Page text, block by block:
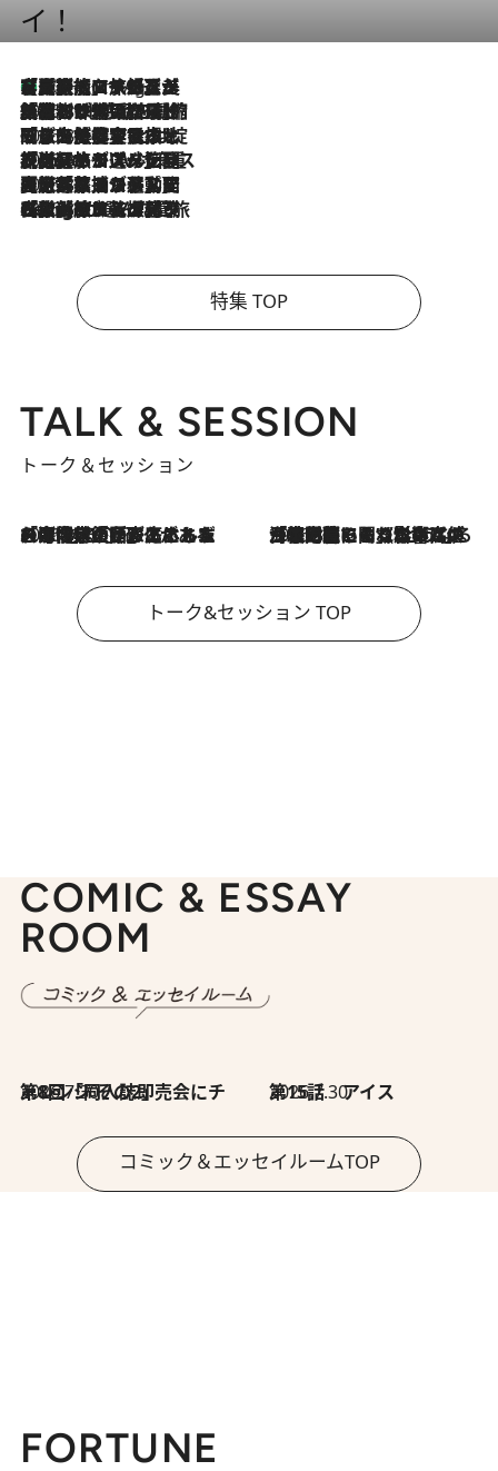
イ！
10 Hours Ago
【厳選旅コスメ】「多機能アイテムがメイン！」旅好き美容エディターが選んだ夏旅ベストコスメを発表【Mサイズジップ】
2026.8.6
「荷物が増えるほど旅ストレスは増す」美容ジャーナリストがたどり着いた最終結論。“化粧品を劇的に減らす”感動の凝縮美容とは
2026.8.6
「旅先には金髪ウィッグを持参」日本と同じメイクでは損してる!? 美容ジャーナリストが提案する“掟破りの旅美容”とは
2026.8.6
【厳選旅コスメ】「身軽さ＆UV対策重視！」ヘアアーティストshucoが選んだ夏旅ベストコスメを発表【Mサイズジップ】
2026.8.5
【厳選旅コスメ】国内をあちこち移動する河井菜摘が選んだ夏旅ベストコスメ発表！「リラックスアイテムはマスト」【Mサイズジップ】
2026.8.4
【厳選旅コスメ】「紫外線＆乾燥対策しながらメイク感も！」ヘア＆メイクGeorgeが選んだ夏旅ベストコスメを発表！【Mサイズジップ】
特集 TOP
TALK & SESSION
トーク＆セッション
2026.8.3
「今後値上げがあるとすれば…」「リスクがあるのは今年の冬」エネルギー専門家が語る、ホルムズ海峡封鎖が家庭にもたらす“ある心配” 2026.8.3
「住宅建てられない…」「サーチャージ料の高値が続いている」ホルムズ海峡封鎖による影響はいつまで続く？《エネルギー専門家に聞く“どうなる日本の暮らし”》
トーク&セッション TOP
COMIC & ESSAY
ROOM
2026.7.30
第8回「同人誌即売会にチャレンジ その2」 2026.7.30
第15話 アイス
コミック＆エッセイルームTOP
FORTUNE